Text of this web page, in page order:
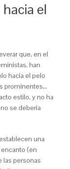
el
que, en el
han
hacia el pelo
prominentes…
estilo, y no ha
se deberia
una
(en
las personas